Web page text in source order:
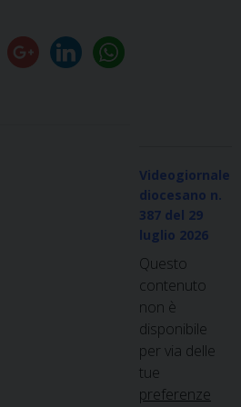
Videogiornale
diocesano n.
387 del 29
luglio 2026
Questo
contenuto
non è
disponibile
per via delle
tue
preferenze